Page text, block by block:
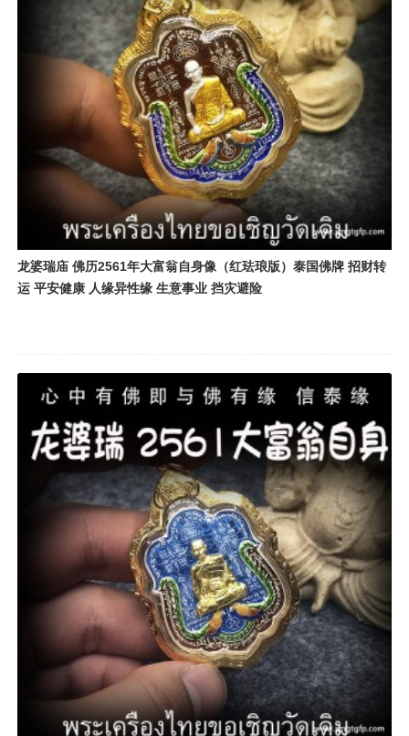
龙婆瑞庙 佛历2561年大富翁自身像（红珐琅版）泰国佛牌 招财转
运 平安健康 人缘异性缘 生意事业 挡灾避险